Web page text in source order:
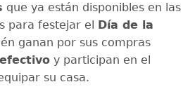
que ya están disponibles en las
para festejar el Día de la
ganan por sus compras
y participan en el
su casa.